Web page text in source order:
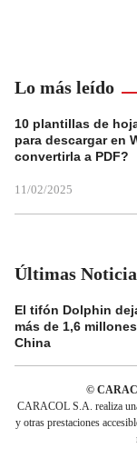
Lo más leído
10 plantillas de
para descargar en
convertirla a PDF?
11/02/2025
Últimas
El tifón Dolphin
más de 1,6
China
©
CARACOL S.A. realiza
y otras prestaciones